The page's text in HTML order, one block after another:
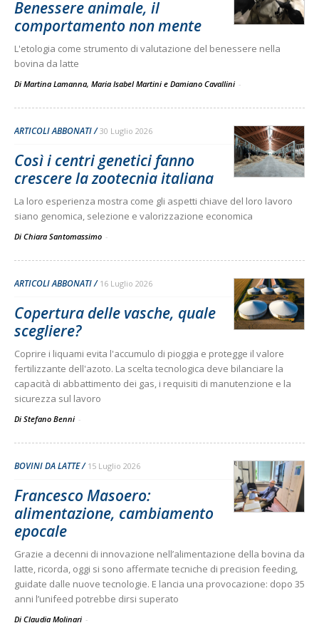
Benessere animale, il
comportamento non mente
L'etologia come strumento di valutazione del benessere nella
bovina da latte
Di Martina Lamanna, Maria Isabel Martini e Damiano Cavallini -
ARTICOLI ABBONATI 30 Luglio 2026
Così i centri genetici fanno
crescere la zootecnia italiana
La loro esperienza mostra come gli aspetti chiave del loro lavoro
siano genomica, selezione e valorizzazione economica
Di Chiara Santomassimo -
ARTICOLI ABBONATI 16 Luglio 2026
Copertura delle vasche, quale
scegliere?
Coprire i liquami evita l'accumulo di pioggia e protegge il valore
fertilizzante dell'azoto. La scelta tecnologica deve bilanciare la
capacità di abbattimento dei gas, i requisiti di manutenzione e la
sicurezza sul lavoro
Di Stefano Benni -
BOVINI DA LATTE 15 Luglio 2026
Francesco Masoero:
alimentazione, cambiamento
epocale
Grazie a decenni di innovazione nell’alimentazione della bovina da
latte, ricorda, oggi si sono affermate tecniche di precision feeding,
guidate dalle nuove tecnologie. E lancia una provocazione: dopo 35
anni l’unifeed potrebbe dirsi superato
Di Claudia Molinari -